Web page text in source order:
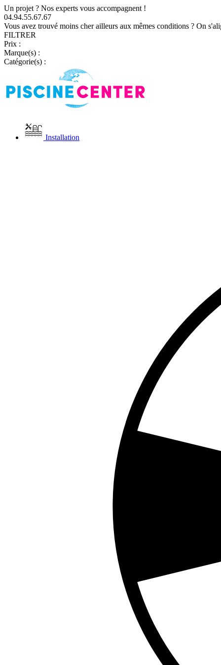
Un projet ? Nos experts vous accompagnent !
04.94.55.67.67
Vous avez trouvé moins cher ailleurs aux mêmes conditions ? On
FILTRER
Prix :
Marque(s) :
Catégorie(s) :
Installation